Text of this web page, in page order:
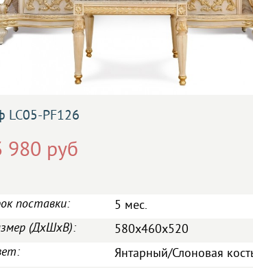
LC05-PF126
980 руб
поставки:
5 мес.
(ДxШxВ):
580x460x520
Янтарный/Слоновая